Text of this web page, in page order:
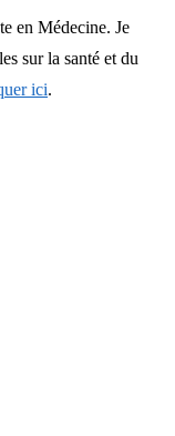
en Médecine. Je
sur la santé et du
ici.